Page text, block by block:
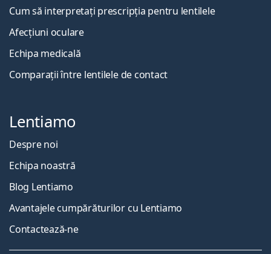
Cum să interpretați prescripția pentru lentilele
Afecțiuni oculare
Echipa medicală
Comparații între lentilele de contact
Lentiamo
Despre noi
Echipa noastră
Blog Lentiamo
Avantajele cumpărăturilor cu Lentiamo
Contactează-ne